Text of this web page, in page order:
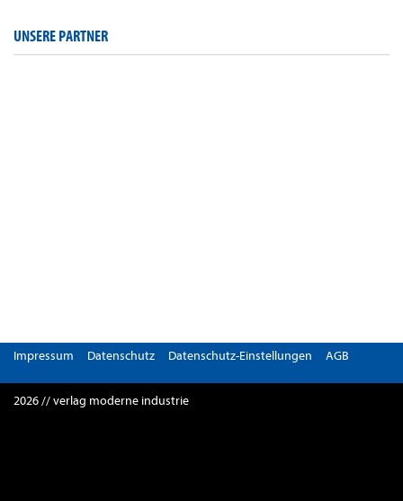
UNSERE PARTNER
Impressum Datenschutz Datenschutz-Einstellungen AGB
2026 // verlag moderne industrie